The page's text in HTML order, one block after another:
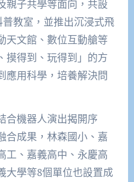
親子共學等面向，共設
教室，並推出沉浸式飛
天文館、數位互動艙等
摸得到、玩得到」的方
應用科學，培養解決問
合機器人演出揭開序
合成果，林森國小、嘉
工、嘉義高中、永慶高
大學等8個單位也設置成